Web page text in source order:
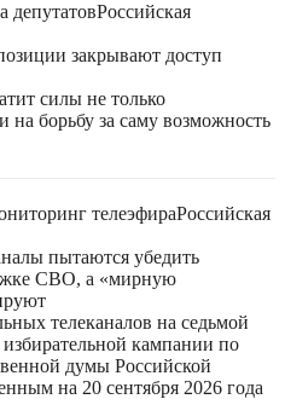
депутатовРоссийская
закрывают доступ
силы не только
на борьбу за саму возможность
телеэфираРоссийская
пытаются убедить
СВО, а «мирную
телеканалов на седьмой
кампании по
думы Российской
на 20 сентября 2026 года